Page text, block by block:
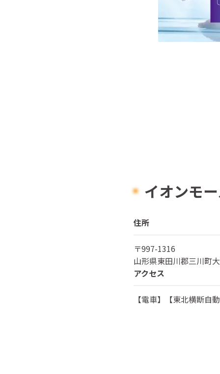
イオンモ
住所
〒997-1316
山形県東田川郡三川町
アクセス
【電車】【東北横断自